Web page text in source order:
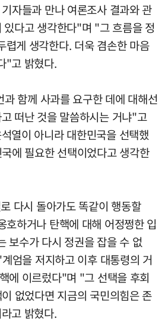
자들과 만나 여론조사 결과와 관
다고 생각한다"며 "그 흐름을 정
렵게 생각한다. 더욱 겸손한 마음
"고 밝혔다.
함께 사과를 요구한 데에 대해선
떠난 것을 말씀하시는 거냐"고
열이 아니라 대한민국을 선택했
에 필요한 선택이었다고 생각한
다시 돌아가도 똑같이 행동할
하거나 탄핵에 대해 어정쩡한 입
보수가 다시 정권을 잡을 수 없
엄을 저지하고 이후 대통령의 거
에 이르렀다"며 "그 선택을 후회
없었다면 지금의 국민의힘은 존
고 밝혔다.